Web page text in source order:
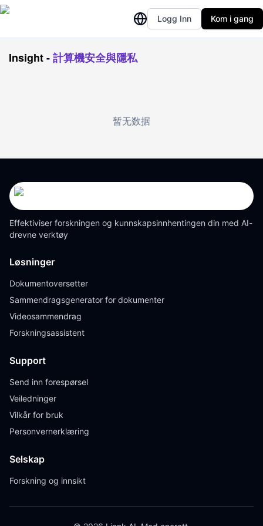
Logg Inn Kom i gang
Insight-計算機安全與隱私
暂无数据
Effektiviser forskningen og kunnskapsinnhentingen din med AI-
drevne verktøy
Løsninger
Dokumentoversetter
Sammendragsgenerator for dokumenter
Videosammendrag
Forskningsassistent
Support
Send inn forespørsel
Veiledninger
Vilkår for bruk
Personvernerklæring
Selskap
Forskning og innsikt